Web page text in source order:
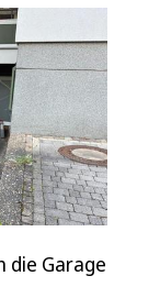
die Garage